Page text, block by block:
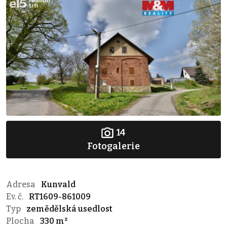
14
Fotogalerie
Adresa
Kunvald
Ev. č.
RT1609-861009
Typ
zemědělská usedlost
Plocha
330 m²